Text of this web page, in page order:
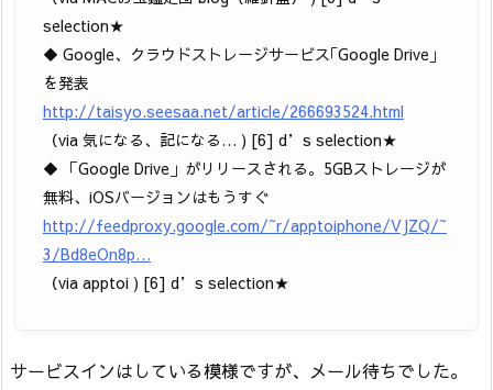
selection★
◆ Google、クラウドストレージサービス｢Google Drive｣
を発表
http://taisyo.seesaa.net/article/266693524.html
（via 気になる、記になる… ) [6] d’s selection★
◆ 「Google Drive」がリリースされる。5GBストレージが
無料、iOSバージョンはもうすぐ
http://feedproxy.google.com/~r/apptoiphone/VJZQ/~
3/Bd8eOn8p…
（via apptoi ) [6] d’s selection★
サービスインはしている模様ですが、メール待ちでした。